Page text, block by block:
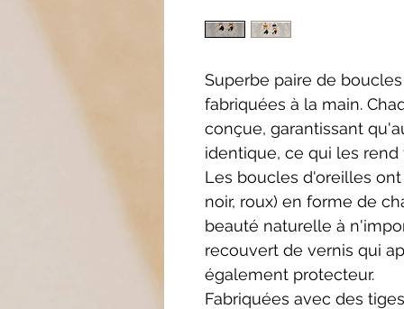
Superbe paire de
fabriquées à la main.
conçue, garantissant
identique, ce qui les
Les boucles d'oreilles
noir, roux) en forme de
beauté naturelle à
recouvert de vernis qui
également protecteur.
Fabriquées avec des